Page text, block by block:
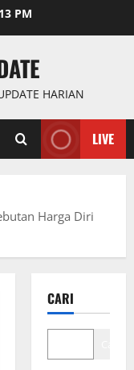
PM
HARIAN
LIVE
Harga Diri
CARI